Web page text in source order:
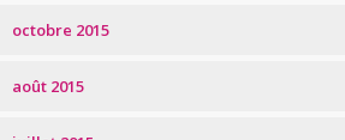
octobre 2015
août 2015